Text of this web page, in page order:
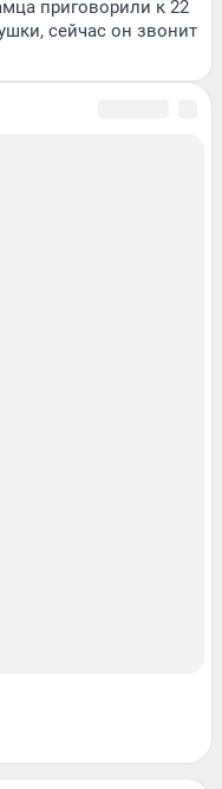
приговорили к 22
сейчас он звонит